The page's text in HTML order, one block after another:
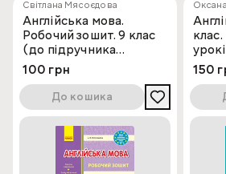
Світлана Мясоєдова
Англійська мова.
Робочий зошит. 9 клас
(до підручника
Карп'юк)
100 грн
До кошика
150